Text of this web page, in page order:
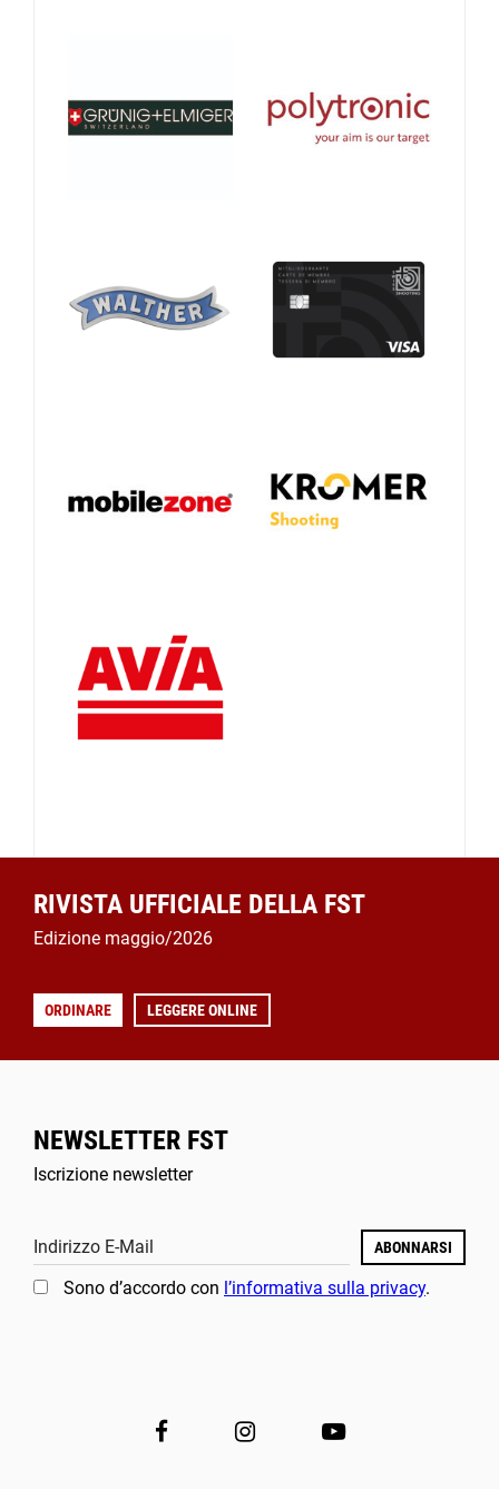
RIVISTA UFFICIALE DELLA FST
Edizione maggio/2026
ORDINARE LEGGERE ONLINE
NEWSLETTER FST
Iscrizione newsletter
Indirizzo E-Mail ABONNARSI
Sono d’accordo con l’informativa sulla privacy.